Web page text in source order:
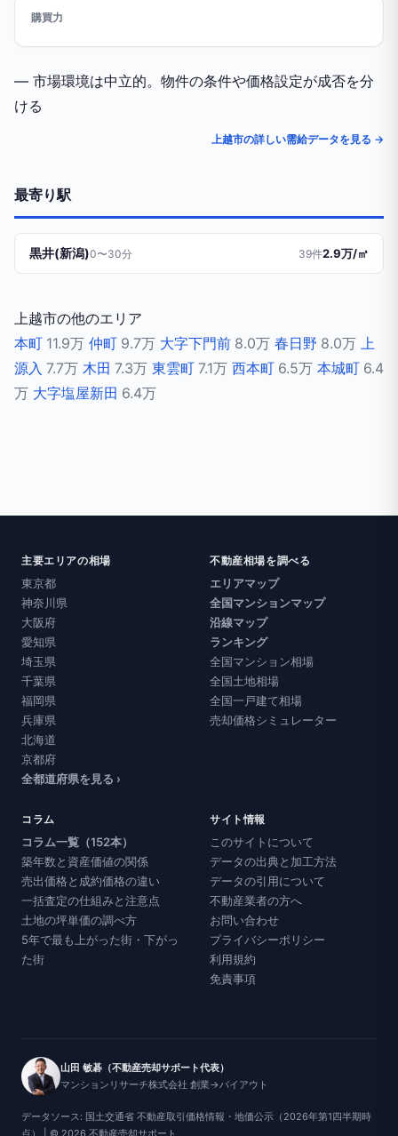
購買力
— 市場環境は中立的。物件の条件や価格設定が成否を分
ける
上越市の詳しい需給データを見る →
最寄り駅
黒井(新潟)0〜30分 39件2.9万/㎡
上越市の他のエリア
本町 11.9万 仲町 9.7万 大字下門前 8.0万 春日野 8.0万 上
源入 7.7万 木田 7.3万 東雲町 7.1万 西本町 6.5万 本城町 6.4
万 大字塩屋新田 6.4万
主要エリアの相場
東京都
神奈川県
大阪府
愛知県
埼玉県
千葉県
福岡県
兵庫県
北海道
京都府
全都道府県を見る ›
不動産相場を調べる
エリアマップ
全国マンションマップ
沿線マップ
ランキング
全国マンション相場
全国土地相場
全国一戸建て相場
売却価格シミュレーター
コラム
コラム一覧（152本）
築年数と資産価値の関係
売出価格と成約価格の違い
一括査定の仕組みと注意点
土地の坪単価の調べ方
5年で最も上がった街・下がっ
た街
サイト情報
このサイトについて
データの出典と加工方法
データの引用について
不動産業者の方へ
お問い合わせ
プライバシーポリシー
利用規約
免責事項
山田 敏碁（不動産売却サポート代表）
マンションリサーチ株式会社 創業→バイアウト
データソース: 国土交通省 不動産取引価格情報・地価公示（2026年第1四半期時
点） | © 2026 不動産売却サポート